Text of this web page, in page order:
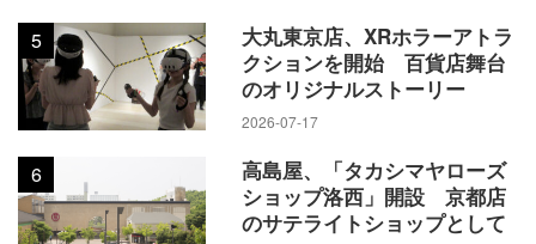
5
大丸東京店、XRホラーアトラ
クションを開始 百貨店舞台
のオリジナルストーリー
2026-07-17
6
高島屋、「タカシマヤローズ
ショップ洛西」開設 京都店
のサテライトショップとして